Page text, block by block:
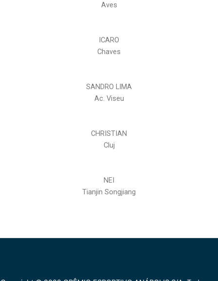
Aves
ICARO
Chaves
SANDRO LIMA
Ac. Viseu
CHRISTIAN
Cluj
NEI
Tianjin Songjiang